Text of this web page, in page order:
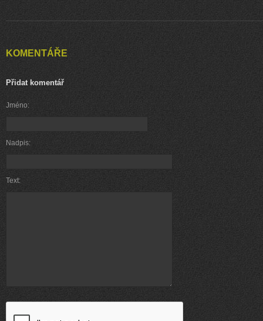
KOMENTÁŘE
Přidat komentář
Jméno:
Nadpis:
Text: